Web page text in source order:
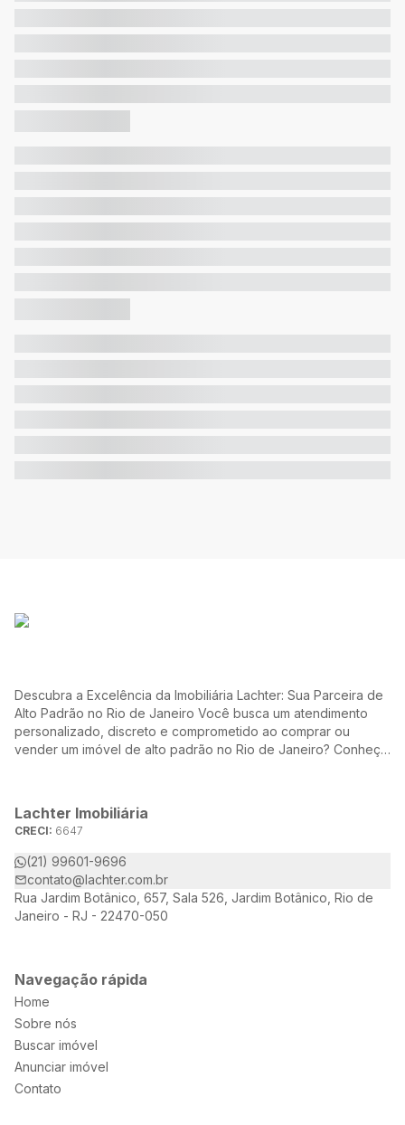
Descubra a Excelência da Imobiliária Lachter: Sua Parceira de
Alto Padrão no Rio de Janeiro Você busca um atendimento
personalizado, discreto e comprometido ao comprar ou
vender um imóvel de alto padrão no Rio de Janeiro? Conheça
necessidades e desejos.
Lachter Imobiliária
CRECI: 6647
(21) 99601-9696
contato@lachter.com.br
Rua Jardim Botânico, 657, Sala 526, Jardim Botânico, Rio de
Janeiro - RJ - 22470-050
Navegação rápida
Home
Sobre nós
Buscar imóvel
Anunciar imóvel
Contato